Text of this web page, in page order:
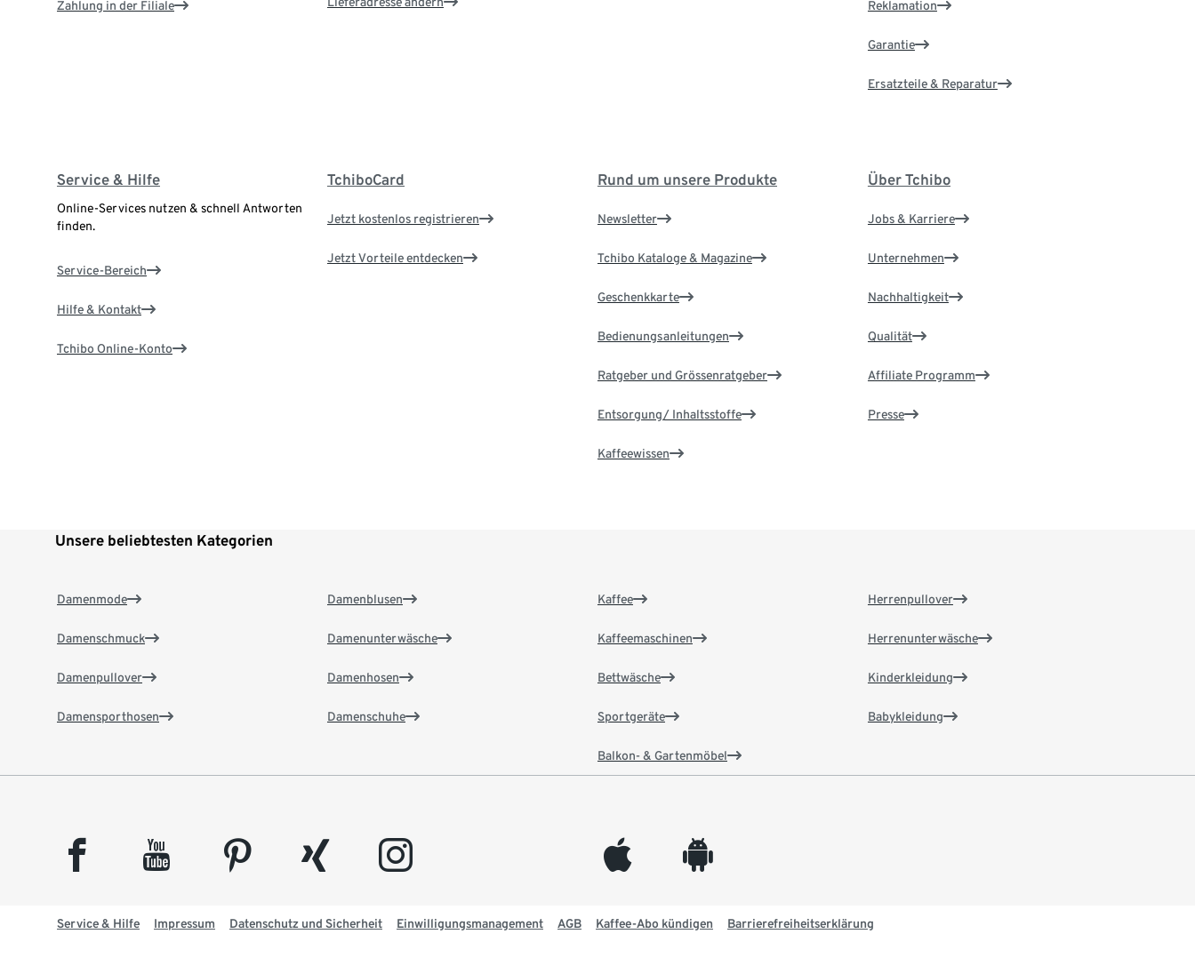
Zahlung in der Filiale Reklamation
Garantie
Ersatzteile & Reparatur
Service & Hilfe
Online-Services nutzen & schnell Antworten
finden.
Service-Bereich
Hilfe & Kontakt
Tchibo Online-Konto
TchiboCard
Jetzt kostenlos registrieren
Jetzt Vorteile entdecken
Rund um unsere Produkte
Newsletter
Tchibo Kataloge & Magazine
Geschenkkarte
Bedienungsanleitungen
Ratgeber und Grössenratgeber
Entsorgung/ Inhaltsstoffe
Kaffeewissen
Über Tchibo
Jobs & Karriere
Unternehmen
Nachhaltigkeit
Qualität
Affiliate Programm
Presse
Unsere beliebtesten Kategorien
Damenmode
Damenschmuck
Damenpullover
Damensporthosen
Damenblusen
Damenunterwäsche
Damenhosen
Damenschuhe
Kaffee
Kaffeemaschinen
Bettwäsche
Sportgeräte
Balkon- & Gartenmöbel
Herrenpullover
Herrenunterwäsche
Kinderkleidung
Babykleidung
facebook youtube pinterest xing instagram appleinc android
Service & Hilfe Impressum Datenschutz und Sicherheit Einwilligungsmanagement AGB Kaffee-Abo kündigen Barrierefreiheitserklärung